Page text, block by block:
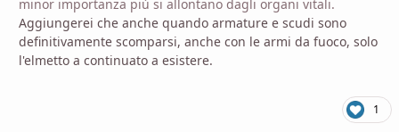
minor importanza più si allontano dagli organi vitali.
Aggiungerei che anche quando armature e scudi sono
definitivamente scomparsi, anche con le armi da fuoco, solo
l'elmetto a continuato a esistere.
1